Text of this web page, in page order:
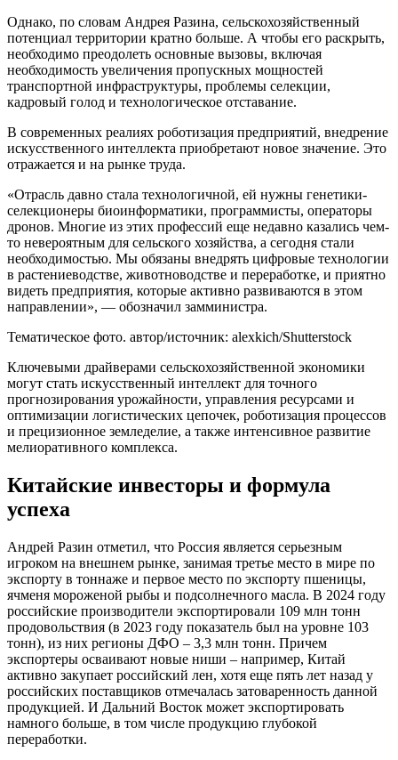
Однако, по словам Андрея Разина, сельскохозяйственный
потенциал территории кратно больше. А чтобы его раскрыть,
необходимо преодолеть основные вызовы, включая
необходимость увеличения пропускных мощностей
транспортной инфраструктуры, проблемы селекции,
кадровый голод и технологическое отставание.
В современных реалиях роботизация предприятий, внедрение
искусственного интеллекта приобретают новое значение. Это
отражается и на рынке труда.
«Отрасль давно стала технологичной, ей нужны генетики-
селекционеры биоинформатики, программисты, операторы
дронов. Многие из этих профессий еще недавно казались чем-
то невероятным для сельского хозяйства, а сегодня стали
необходимостью. Мы обязаны внедрять цифровые технологии
в растениеводстве, животноводстве и переработке, и приятно
видеть предприятия, которые активно развиваются в этом
направлении», — обозначил замминистра.
Тематическое фото. автор/источник: alexkich/Shutterstock
Ключевыми драйверами сельскохозяйственной экономики
могут стать искусственный интеллект для точного
прогнозирования урожайности, управления ресурсами и
оптимизации логистических цепочек, роботизация процессов
и прецизионное земледелие, а также интенсивное развитие
мелиоративного комплекса.
Китайские инвесторы и формула
успеха
Андрей Разин отметил, что Россия является серьезным
игроком на внешнем рынке, занимая третье место в мире по
экспорту в тоннаже и первое место по экспорту пшеницы,
ячменя мороженой рыбы и подсолнечного масла. В 2024 году
российские производители экспортировали 109 млн тонн
продовольствия (в 2023 году показатель был на уровне 103
тонн), из них регионы ДФО – 3,3 млн тонн. Причем
экспортеры осваивают новые ниши – например, Китай
активно закупает российский лен, хотя еще пять лет назад у
российских поставщиков отмечалась затоваренность данной
продукцией. И Дальний Восток может экспортировать
намного больше, в том числе продукцию глубокой
переработки.